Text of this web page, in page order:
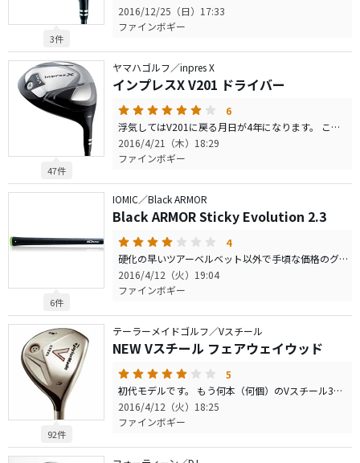
3件
2016/12/25（日）17:33
ファインボギー
47件
ヤマハゴルフ／inpres X
インプレスX V201 ドライバー
6
浮気してはV201に戻る月日が4年になります。 この中途半端な気持ちに整理をつけるべく、石川県の某コースで徹底的に打ち比べをしてきました。 5ｍ程度のフォローとアゲンストの中で比べることが出来ました。 1番、2番、4番、7番、8番ホールで各3〜5球位づつ打ってみました。 こんな天国のような練習環境を提供してくださる某コースに大感謝です。 V201（10°DJ-6）、Z525（9.5°KENA BLUE)、SLDR（9.5°DJ-6）、レガシーブラック2010（9.5°DJ-6）シャフト硬度 全てS 大好きな（見た目と音、打感）V201に対して、結果はZ525かSLDRの勝利かと思っていたのですが、私の予想を裏切る「V201の勝利」でした。 SLDRは私のHSではやっぱりドロップ気味な感じで、アゲンストに落とされてしまい飛びませんでした。（V201 -20ｙ位） Z525はフェードを打つと飛ばないことが解りました。アゲンストでも飛ばないのですが、飛距離も方向性も安定度は一番のようです。（V201 -15ｙ位） レガシーブラックは打点がシビアで飛距離のバラつきが大きくて、私の腕ではマイナス面が目立つ感じでした。比べると飛ぶこともありませんでした。 練習場での打ち比べや、1本だけ持ってコースで使うのとは違う印象だったことも多くて、今回の打ち比べは本当に意味がありました。 V201はアゲンストでのフェードでも強い球でランも稼げますし、音と打感が更に安心して振りきれるイメージを作ってくれるようでした。 4本とも癖のないクラブですが、その中でもV20は癖がなく意外にもスウィートエリアも広い感じで飛距離のバラつきも小さいです。 反対に打ち比べるとSLDRの音と打感は嫌になります。（これだけ打ってれば、そんなに感じないのに）打ち下ろしではランが凄く一番飛んでいましたが。 次回は純正6J10とDJ-6でのV201対決してきます。 今後クラブはこのコースに持込み、打ち比べして決めることにしました。 ボールは全てスリクソン Z-Star 新品2ダースです。
2016/4/21（木）18:29
ファインボギー
6件
IOMIC／Black ARMOR
Black ARMOR Sticky Evolution 2.3
4
硬化の早いツアーベルベット以外で手頃な価格のグリップを探していました。 柔らかすぎずにシットリした触り心地のグリップが好みです。 アイアンシャフトM10DBに合わせ、他シャフトは下巻きをして太めで使っています。 ツアーベルベットの時はBSの全天候ツアーグローブを使用していましたが、現在はFJのナノロックに変更しました。 グリップとグローブは相性があると思い、色々な組み合わせを試しました。 芯が硬めでしっかり、表面がシットリした感じが好きな方にはオススメです。 強い雨でもタオルいらずで、素手で水を切るだけで十分なグリップ力でした。
2016/4/12（火）19:04
ファインボギー
92件
テーラーメイドゴルフ／Vスチール
NEW Vスチール フェアウェイウッド
5
初代モデルです。 もう何本（何個）のVスチール3番15°を買ったか不明ですが、現在3本（ヘッド2個）が家にあります。 ５，７番も使いましたが、3番だけは（途中浮気も多いが）12年の古女房です。 当初3〜4年は純正M.A.SツアーS、その後はディアマナS73、ツアーAD PT-7で楽しんでいましたが、今年になりツアーAD DJ-7がバッチリになりました。 FWのシャフト選びが難しくて一度良ければ使い続けますが、昨年初めてFWに挿してあるDJ-7を打って「これは」と思いシャフト購入。 S73より楽に上がり、PT-7よりスピンが少なくて飛ぶ感じで、とても気に入りました。 私の感覚では初代Vスチール3番15°はシャフトで弾道が変えられる自由度が大きいと思っていて、相当な数のシャフトを試してきました。 私はお気に入りのクラブを長く使いますが、断トツの最長がVスチールです。 飛ぶ飛ぶと言われ何度も最新FWを使ってみても、Vスチールを構えると絶大な安心感と気持ちよさがありミス率からの平均飛距離では最新FWに負けません。 ソール形状の接地面積もスクープ角も素晴らしく、薄い芝を削るように打ち込んでもハネずに抜けるし最高のクラブです。 しかし1/3沈んだラフでは、必ずUTに持ち替えます。 中途半端にラフから使えそうなFWはミスした時のケガが大きいので「私の腕では使えない」と割り切れるVスチールが良いです。 ウッドを長く使う場合、ヘッドカバー探しに苦労します。
2016/4/12（火）18:25
ファインボギー